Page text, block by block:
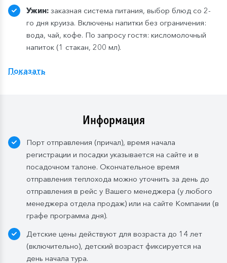
Ужин: заказная система питания, выбор блюд со 2-
го дня круиза. Включены напитки без ограничения:
вода, чай, кофе. По запросу гостя: кисломолочный
напиток (1 стакан, 200 мл).
ресторане «Нева» на шлюпочной палу
тариф предусмотрен по умолчанию.
элементами шведского стола. Включены напитки
без ограничения: вода, сок, чай, кофе. В рейсах до
4-х дней при ранней высадке в день прибытия
завтрак континентальный;
заказная система питания, выбор блюд со 2-
го дня круиза. Включены напитки без ограничения:
Ужин:
заказная система питания, выбор блюд со 2-
Показать
Информация
Порт отправления (причал), время начала
регистрации и посадки указывается на сайте и в
посадочном талоне. Окончательное время
отправления теплохода можно уточнить за день до
отправления в рейс у Вашего менеджера (у любого
менеджера отдела продаж) или на сайте Компании (в
графе программа дня).
Детские цены действуют для возраста до 14 лет
(включительно), детский возраст фиксируется на
день начала тура.